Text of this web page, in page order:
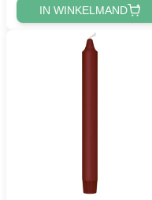
IN WINKELMAND